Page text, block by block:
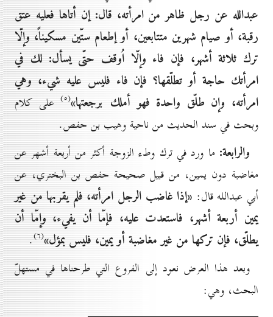
عبدالله عن رجل ظاهر من امرأته، قال: إن أتاها فعليه عتق
رقبة، أو صيام شهرين متتابعين، أو إطعام ستّين مسكيناً، وإلّا
ترك ثلاثة أشهر، فإن فاء وإلّا اُوقف حتّى يسأل: لك في
امرأتك حاجة أو تطلّقها؟ فإن فاء فليس عليه شيء، وهي
امرأته، وإن طلّق واحدة فهو أملك برجعتها»(٥) على كلام
وبحث في سند الحديث من ناحية وهيب بن حفص.
والرابعة: ما ورد في ترك وطء الزوجة أكثر من أربعة أشهر عن
مغاضبة دون يمين، من قبيل صحيحة حفص بن البختري، عن
أبي عبدالله قال: «إذا غاضب الرجل امرأته، فلم يقربها من غير
يمين أربعة أشهر، فاستعدت عليه، فإمّا أن يفيء، وإمّا أن
يطلّق، فإن تركها من غير مغاضبة أو يمين، فليس بمؤل»(٦) .
وبعد هذا العرض نعود إلى الفروع التي طرحناها في مستهلّ
البحث، وهي: